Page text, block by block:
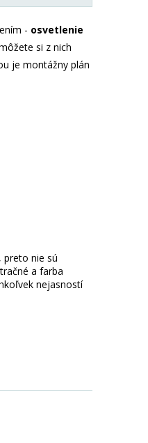
- osvetlenie
si z nich
je montážny plán
preto nie sú
a farba
nejasností